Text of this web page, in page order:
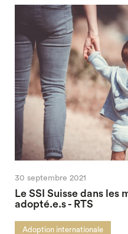
30 septembre 2021
Le SSI Suisse dans les
adopté.e.s - RTS
Adoption internationale